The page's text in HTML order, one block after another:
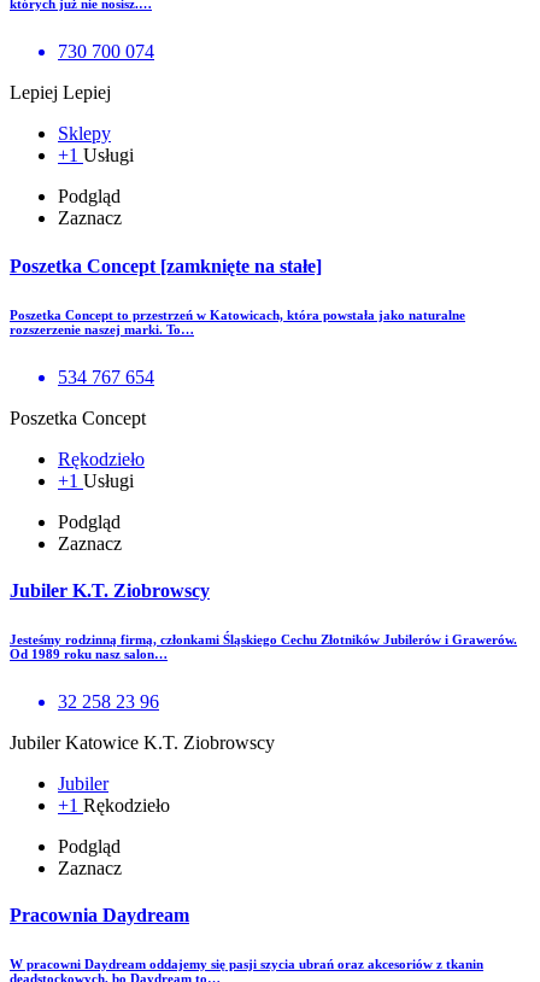
których już nie nosisz.…
730 700 074
Lepiej Lepiej
Sklepy
+1 Usługi
Podgląd
Zaznacz
Poszetka Concept [zamknięte na stałe]
Poszetka Concept to przestrzeń w Katowicach, która powstała jako naturalne
rozszerzenie naszej marki. To…
534 767 654
Poszetka Concept
Rękodzieło
+1 Usługi
Podgląd
Zaznacz
Jubiler K.T. Ziobrowscy
Jesteśmy rodzinną firmą, członkami Śląskiego Cechu Złotników Jubilerów i Grawerów.
Od 1989 roku nasz salon…
32 258 23 96
Jubiler Katowice K.T. Ziobrowscy
Jubiler
+1 Rękodzieło
Podgląd
Zaznacz
Pracownia Daydream
W pracowni Daydream oddajemy się pasji szycia ubrań oraz akcesoriów z tkanin
deadstockowych, bo Daydream to…